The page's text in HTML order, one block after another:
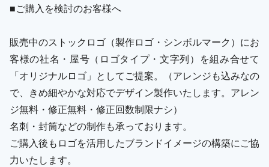
■ご購入を検討のお客様へ
販売中のストックロゴ（製作ロゴ・シンボルマーク）にお
客様の社名・屋号（ロゴタイプ・文字列）を組み合せて
「オリジナルロゴ」としてご提案。（アレンジも込みなの
で、きめ細やかな対応でデザイン製作いたします。アレン
ジ無料・修正無料・修正回数制限ナシ）
名刺・封筒などの制作も承っております。
ご購入後もロゴを活用したブランドイメージの構築にご協
力いたします。